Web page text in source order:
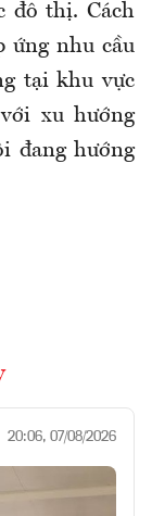
đô thị. Cách
ứng nhu cầu
tại khu vực
xu hướng
đang hướng
20:06, 07/08/2026